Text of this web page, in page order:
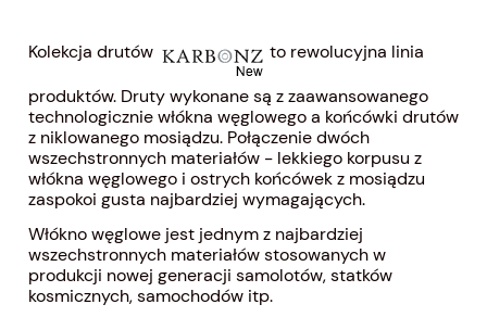
Kolekcja drutów
to rewolucyjna linia
produktów. Druty wykonane są z zaawansowanego
technologicznie włókna węglowego a końcówki drutów
z niklowanego mosiądzu. Połączenie dwóch
wszechstronnych materiałów - lekkiego korpusu z
włókna węglowego i ostrych końcówek z mosiądzu
zaspokoi gusta najbardziej wymagających.
Włókno węglowe jest jednym z najbardziej
wszechstronnych materiałów stosowanych w
produkcji nowej generacji samolotów, statków
kosmicznych, samochodów itp.